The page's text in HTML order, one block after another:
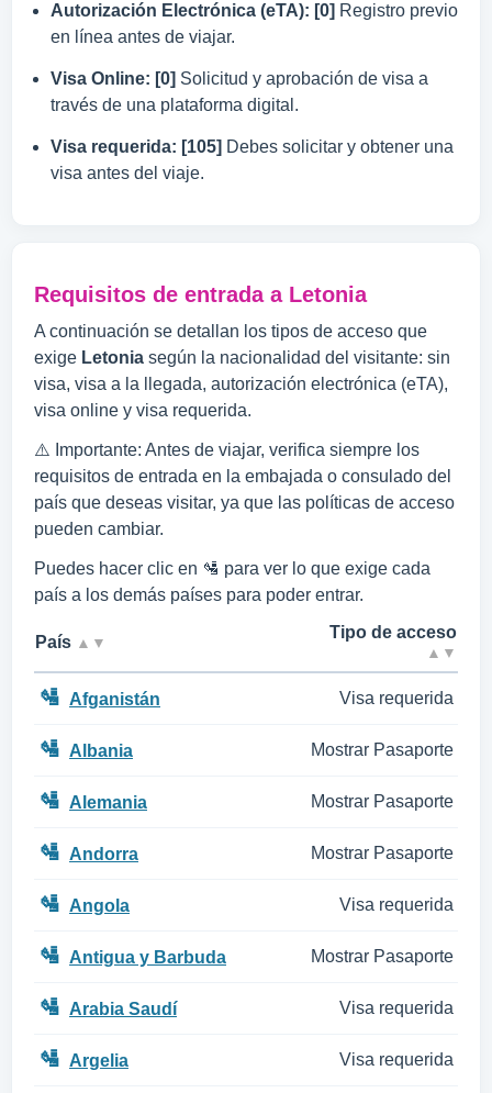
Autorización Electrónica (eTA): [0] Registro previo
en línea antes de viajar.
Visa Online: [0] Solicitud y aprobación de visa a
través de una plataforma digital.
Visa requerida: [105] Debes solicitar y obtener una
visa antes del viaje.
Requisitos de entrada a Letonia
A continuación se detallan los tipos de acceso que
exige Letonia según la nacionalidad del visitante: sin
visa, visa a la llegada, autorización electrónica (eTA),
visa online y visa requerida.
⚠️ Importante: Antes de viajar, verifica siempre los
requisitos de entrada en la embajada o consulado del
país que deseas visitar, ya que las políticas de acceso
pueden cambiar.
Puedes hacer clic en 🛂 para ver lo que exige cada
país a los demás países para poder entrar.
País ▲▼
Tipo de acceso
▲▼
🛂 Afganistán Visa requerida
🛂 Albania Mostrar Pasaporte
🛂 Alemania Mostrar Pasaporte
🛂 Andorra Mostrar Pasaporte
🛂 Angola Visa requerida
🛂 Antigua y Barbuda Mostrar Pasaporte
🛂 Arabia Saudí Visa requerida
🛂 Argelia Visa requerida